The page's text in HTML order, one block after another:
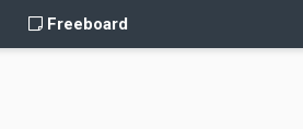
Freeboard